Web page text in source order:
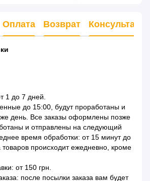
Оплата Возврат
1 до 7 дней.
до 15:00, будут проработаны и
день. Все заказы оформлены позже
и отправлены на следующий
время обработки: от 15 минут до
товаров происходит ежедневно, кроме
от 150 грн.
после посылки заказа вам будет